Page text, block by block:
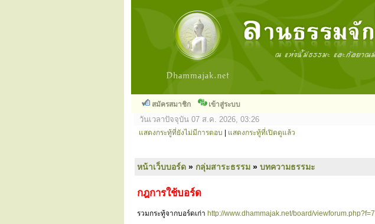
สมัครสมาชิก เข้าสู่ระบบ
วันเวลาปัจจุบัน 07 ส.ค. 2026, 03:26
แสดงกระทู้ที่ยังไม่มีการตอบ แสดงกระทู้ที่เปิดดูแล้ว
หน้าเว็บบอร์ด » กลุ่มสาระธรรม » บทความธรรมะ
กฎการใช้บอร์ด
รวมกระทู้จากบอร์ดเก่า http://www.dhammajak.net/board/viewforum.php?f=7